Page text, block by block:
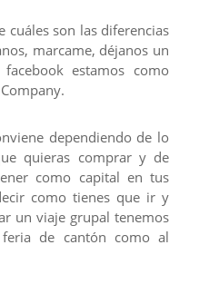
cuáles son las diferencias
marcame, déjanos un
estamos como
dependiendo de lo
quieras comprar y de
como capital en tus
como tienes que ir y
un viaje grupal tenemos
de cantón como al